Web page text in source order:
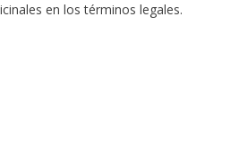
en los términos legales.